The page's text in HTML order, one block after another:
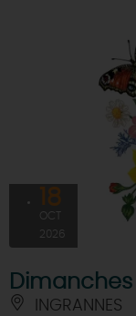
18
OCT
2026
INGRANNES